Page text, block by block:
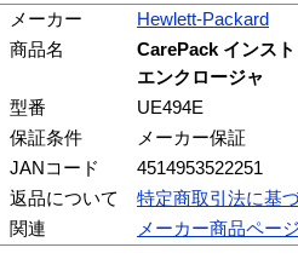
メーカー
Hewlett-Packard
商品名
CarePack インス
エンクロージャ
型番
UE494E
保証条件
メーカー保証
JANコード
4514953522251
返品について
特定商取引法に基
関連
メーカー商品ペー